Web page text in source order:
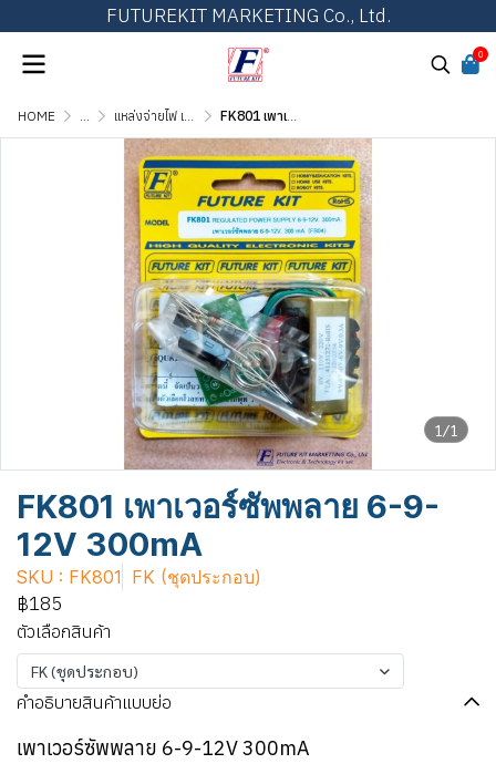
FUTUREKIT MARKETING Co., Ltd.
0
HOME ... แหล่งจ่ายไฟ เพาเวอร์ซัพพลาย และเร็กกูเลเตอร์ FK801 เพาเวอร์ซัพพลาย 6-9-12V 300mA
1/1
FK801 เพาเวอร์ซัพพลาย 6-9-
12V 300mA
SKU : FK801 FK (ชุดประกอบ)
฿185
ตัวเลือกสินค้า
FK (ชุดประกอบ)
คำอธิบายสินค้าแบบย่อ
เพาเวอร์ซัพพลาย 6-9-12V 300mA